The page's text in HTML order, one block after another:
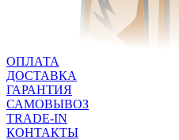
ОПЛАТА
ДОСТАВКА
ГАРАНТИЯ
САМОВЫВОЗ
TRADE-IN
КОНТАКТЫ